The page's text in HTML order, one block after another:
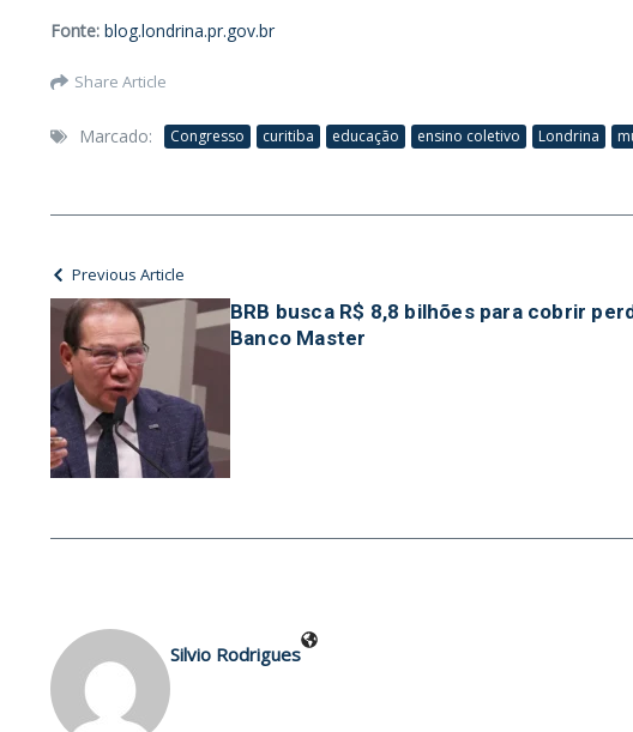
Fonte: blog.londrina.pr.gov.br
Share Article
Marcado: Congresso curitiba educação ensino coletivo Londrina
Previous Article
BRB busca R$ 8,8 bilhões para cobrir
Banco Master
Silvio Rodrigues